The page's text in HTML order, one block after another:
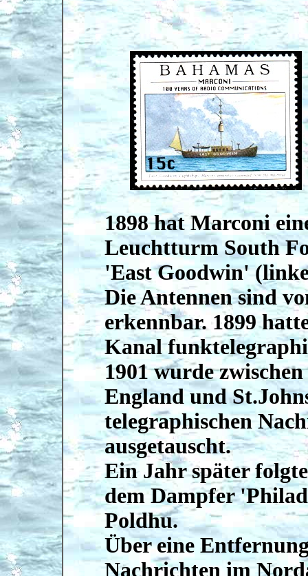
1898 hat Marconi
Leuchtturm South
'East Goodwin'
Die Antennen sind
erkennbar. 1899
Kanal
1901 wurde
England und
telegraphischen
ausgetauscht.
Ein Jahr später
dem Dampfer
Poldhu.
Über eine
Nachrichten im